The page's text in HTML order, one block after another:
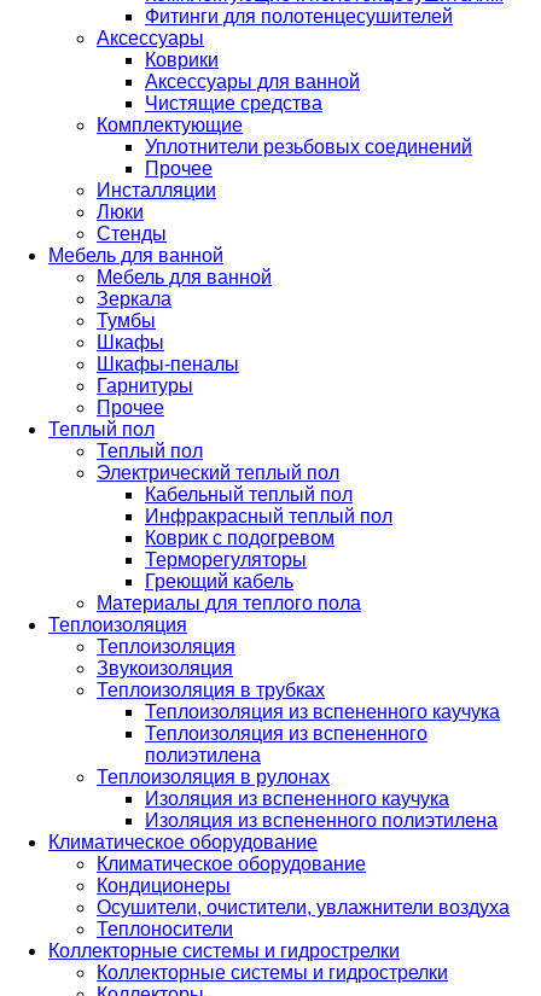
Фитинги для полотенцесушителей
Аксессуары
Коврики
Аксессуары для ванной
Чистящие средства
Комплектующие
Уплотнители резьбовых соединений
Прочее
Инсталляции
Люки
Стенды
Мебель для ванной
Мебель для ванной
Зеркала
Тумбы
Шкафы
Шкафы-пеналы
Гарнитуры
Прочее
Теплый пол
Теплый пол
Электрический теплый пол
Кабельный теплый пол
Инфракрасный теплый пол
Коврик с подогревом
Терморегуляторы
Греющий кабель
Материалы для теплого пола
Теплоизоляция
Теплоизоляция
Звукоизоляция
Теплоизоляция в трубках
Теплоизоляция из вспененного каучука
Теплоизоляция из вспененного
полиэтилена
Теплоизоляция в рулонах
Изоляция из вспененного каучука
Изоляция из вспененного полиэтилена
Климатическое оборудование
Климатическое оборудование
Кондиционеры
Осушители, очистители, увлажнители воздуха
Теплоносители
Коллекторные системы и гидрострелки
Коллекторные системы и гидрострелки